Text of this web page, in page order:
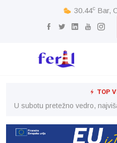
30.44c Bar,
TOP
U subotu pretežno vedro,